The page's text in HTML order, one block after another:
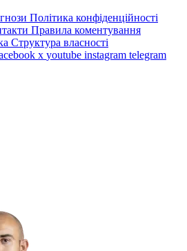
Політика конфіденційності
Правила коментування
Структура власності
x youtube instagram telegram